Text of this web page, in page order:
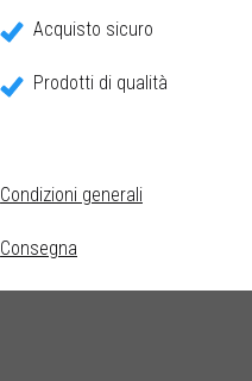
Acquisto sicuro
Prodotti di qualità
Condizioni generali
Consegna